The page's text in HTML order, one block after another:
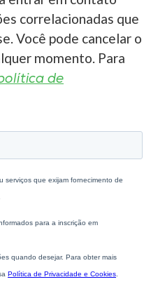
correlacionadas que
Você pode cancelar o
momento. Para
de